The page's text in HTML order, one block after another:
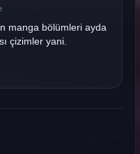
manga bölümleri ayda
çizimler yani.